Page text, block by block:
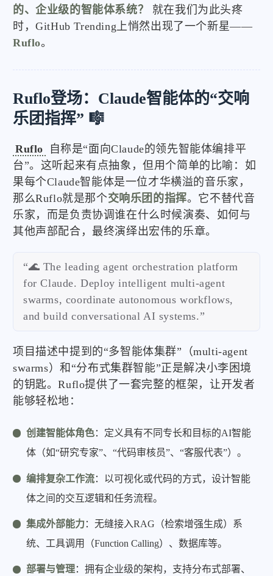
的、企业级的智能体系统？
就在我们为此头疼
时，GitHub Trending上悄然出现了一个新星——
Ruflo。
Ruflo登场：Claude智能体的“交响
乐团指挥” 🎼
Ruflo
自称是“面向Claude的领先智能体编排平
台”。这听起来有点抽象，但用个简单的比喻：如
果每个Claude智能体是一位才华横溢的音乐家，
那么Ruflo就是那个交响乐团的指挥。它不替代音
乐家，而是负责协调谁在什么时候演奏、如何与
其他声部配合，最终演绎出宏伟的乐章。
“🌊 The leading agent orchestration platform
for Claude. Deploy intelligent multi-agent
swarms, coordinate autonomous workflows,
and build conversational AI systems.”
项目描述中提到的“多智能体集群”（multi-agent
swarms）和“分布式集群智能”正是解决小李困境
的钥匙。Ruflo提供了一套完整的框架，让开发者
能够轻松地：
创建智能体角色：定义具有不同专长和目标的AI智能
体（如“研究专家”、“代码审核员”、“客服代表”）。
编排复杂工作流：以可视化或代码的方式，设计智能
体之间的交互逻辑和任务流程。
集成外部能力 ：无缝接入RAG（检索增强生成）系
统、工具调用（Function Calling）、数据库等。
部署与管理：拥有企业级的架构，支持分布式部署、